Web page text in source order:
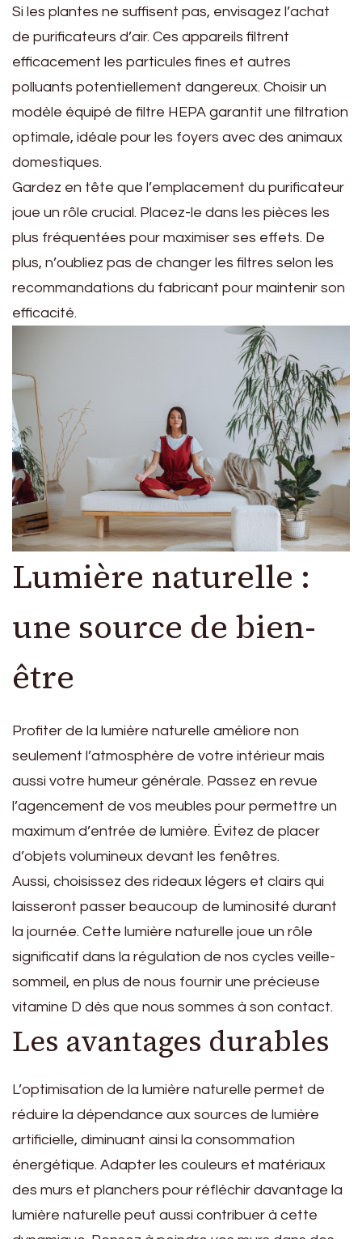
Si les plantes ne suffisent pas, envisagez l’achat
de purificateurs d’air. Ces appareils filtrent
efficacement les particules fines et autres
polluants potentiellement dangereux. Choisir un
modèle équipé de filtre HEPA garantit une filtration
optimale, idéale pour les foyers avec des animaux
domestiques.
Gardez en tête que l’emplacement du purificateur
joue un rôle crucial. Placez-le dans les pièces les
plus fréquentées pour maximiser ses effets. De
plus, n’oubliez pas de changer les filtres selon les
recommandations du fabricant pour maintenir son
efficacité.
Lumière naturelle :
une source de bien-
être
Profiter de la lumière naturelle améliore non
seulement l’atmosphère de votre intérieur mais
aussi votre humeur générale. Passez en revue
l’agencement de vos meubles pour permettre un
maximum d’entrée de lumière. Évitez de placer
d’objets volumineux devant les fenêtres.
Aussi, choisissez des rideaux légers et clairs qui
laisseront passer beaucoup de luminosité durant
la journée. Cette lumière naturelle joue un rôle
significatif dans la régulation de nos cycles veille-
sommeil, en plus de nous fournir une précieuse
vitamine D dès que nous sommes à son contact.
Les avantages durables
L’optimisation de la lumière naturelle permet de
réduire la dépendance aux sources de lumière
artificielle, diminuant ainsi la consommation
énergétique. Adapter les couleurs et matériaux
des murs et planchers pour réfléchir davantage la
lumière naturelle peut aussi contribuer à cette